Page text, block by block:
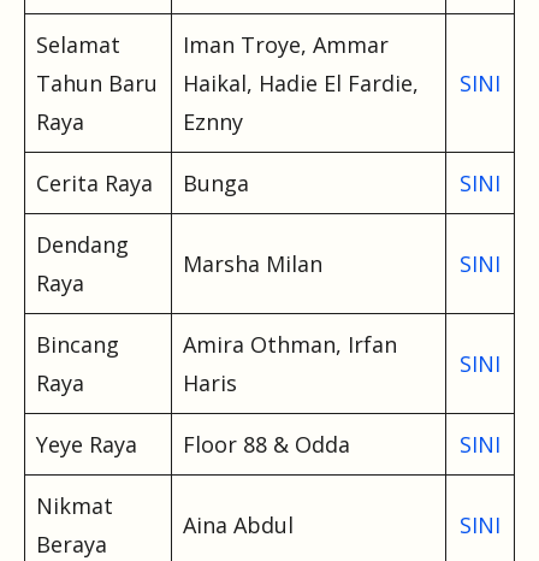
Selamat
Tahun Baru
Raya
Iman Troye, Ammar
Haikal, Hadie El Fardie,
Eznny
SINI
Cerita Raya Bunga SINI
Dendang
Raya
Marsha Milan SINI
Bincang
Raya
Amira Othman, Irfan
Haris
SINI
Yeye Raya Floor 88 & Odda SINI
Nikmat
Beraya
Aina Abdul SINI